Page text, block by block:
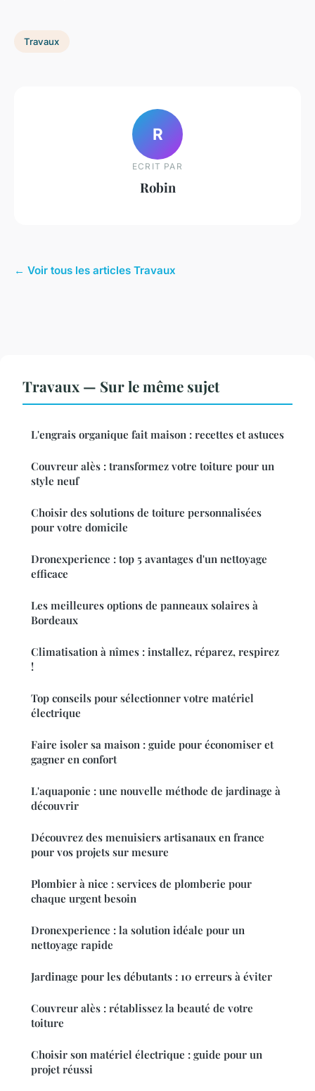
Travaux
R
ECRIT PAR
Robin
← Voir tous les articles Travaux
Travaux — Sur le même sujet
L'engrais organique fait maison : recettes et astuces
Couvreur alès : transformez votre toiture pour un
style neuf
Choisir des solutions de toiture personnalisées
pour votre domicile
Dronexperience : top 5 avantages d'un nettoyage
efficace
Les meilleures options de panneaux solaires à
Bordeaux
Climatisation à nîmes : installez, réparez, respirez
!
Top conseils pour sélectionner votre matériel
électrique
Faire isoler sa maison : guide pour économiser et
gagner en confort
L'aquaponie : une nouvelle méthode de jardinage à
découvrir
Découvrez des menuisiers artisanaux en france
pour vos projets sur mesure
Plombier à nice : services de plomberie pour
chaque urgent besoin
Dronexperience : la solution idéale pour un
nettoyage rapide
Jardinage pour les débutants : 10 erreurs à éviter
Couvreur alès : rétablissez la beauté de votre
toiture
Choisir son matériel électrique : guide pour un
projet réussi